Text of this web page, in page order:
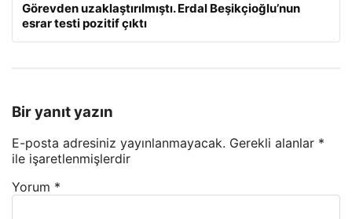
Görevden uzaklaştırılmıştı. Erdal Beşikçioğlu’nun
esrar testi pozitif çıktı
Bir yanıt yazın
E-posta adresiniz yayınlanmayacak. Gerekli alanlar *
ile işaretlenmişlerdir
Yorum *